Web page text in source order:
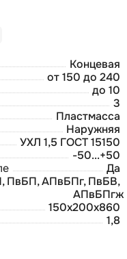
Концевая
от 150 до 240
до 10
3
Пластмасса
Наружняя
УХЛ 1,5 ГОСТ 15150
-50...+50
Да
ПвБП, АПвБПг, ПвБВ,
АПвБПгж
150x200x860
1,8